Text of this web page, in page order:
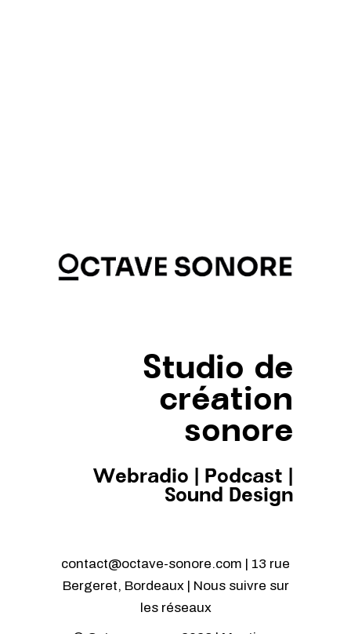
Studio de
création
sonore
Webradio Podcast
Sound Design
contact@octave-sonore.com | 13 rue
Bergeret, Bordeaux | Nous suivre sur
les réseaux